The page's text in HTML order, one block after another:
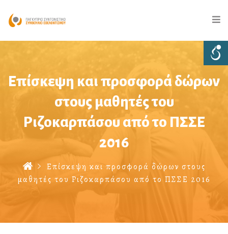
Επίσκεψη και προσφορά δώρων
στους μαθητές του
Ριζοκαρπάσου από το ΠΣΣΕ
2016
Επίσκεψη και προσφορά δώρων στους
μαθητές του Ριζοκαρπάσου από το ΠΣΣΕ 2016